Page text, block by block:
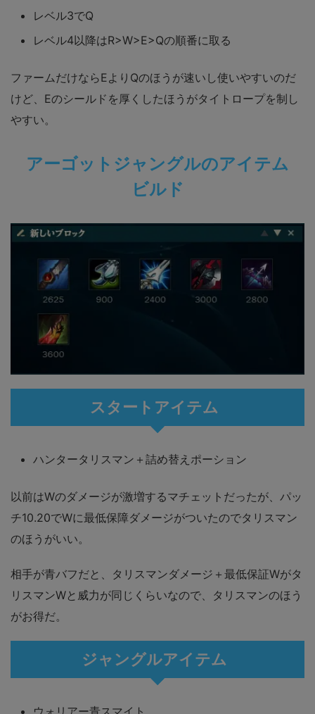
レベル3でQ
レベル4以降はR>W>E>Qの順番に取る
ファームだけならEよりQのほうが速いし使いやすいのだ
けど、Eのシールドを厚くしたほうがタイトロープを制し
やすい。
アーゴットジャングルのアイテム
ビルド
スタートアイテム
ハンタータリスマン＋詰め替えポーション
以前はWのダメージが激増するマチェットだったが、パッ
チ10.20でWに最低保障ダメージがついたのでタリスマン
のほうがいい。
相手が青バフだと、タリスマンダメージ＋最低保証Wがタ
リスマンWと威力が同じくらいなので、タリスマンのほう
がお得だ。
ジャングルアイテム